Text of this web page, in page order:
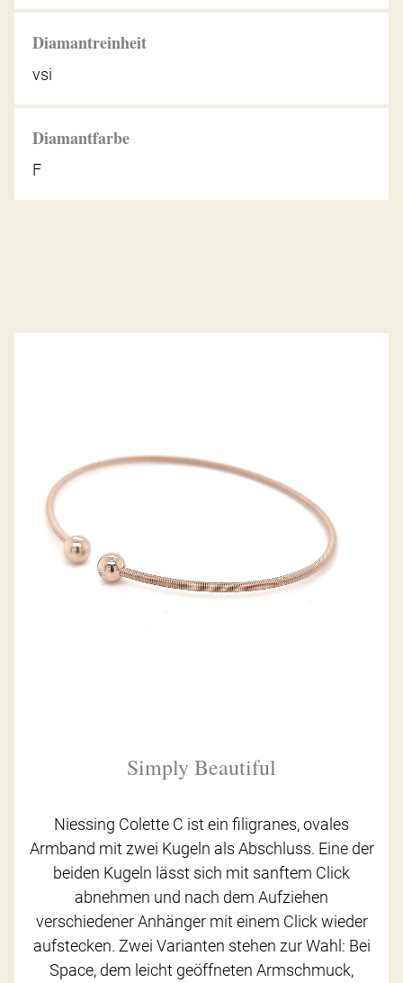
Diamantreinheit
vsi
Diamantfarbe
F
Simply Beautiful
Niessing Colette C ist ein filigranes, ovales
Armband mit zwei Kugeln als Abschluss. Eine der
beiden Kugeln lässt sich mit sanftem Click
abnehmen und nach dem Aufziehen
verschiedener Anhänger mit einem Click wieder
aufstecken. Zwei Varianten stehen zur Wahl: Bei
Space, dem leicht geöffneten Armschmuck,